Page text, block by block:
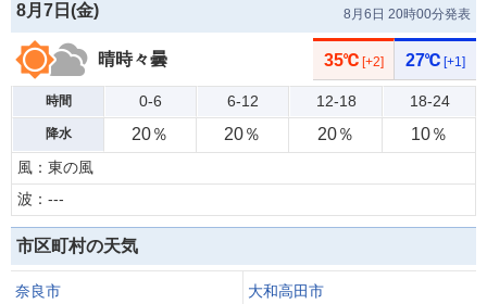
8月7日(金) 8月6日 20時00分発表
晴時々曇 35℃ [+2] 27℃ [+1]
時間 0-6 6-12 12-18 18-24
降水 20％ 20％ 20％ 10％
風：東の風
波：---
市区町村の天気
奈良市 大和高田市